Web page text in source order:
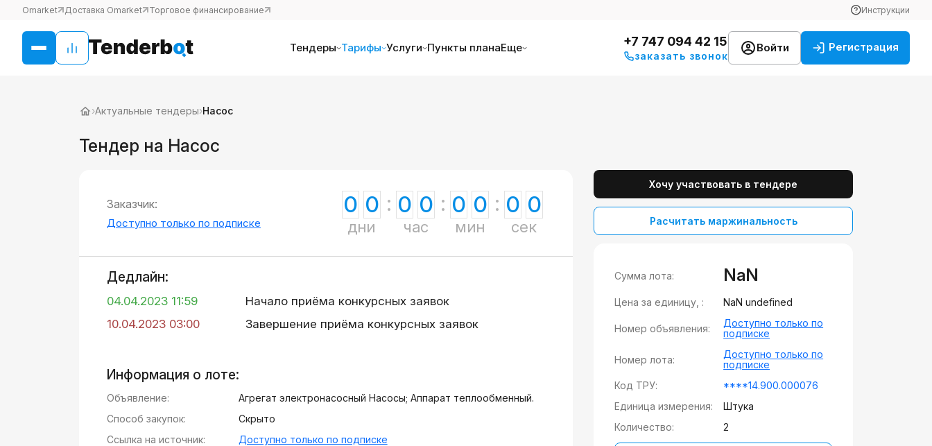
Omarket Доставка Omarket Торговое финансирование Инструкции
Тендеры Тарифы Услуги Пункты планаЕще +7 747 094 42 15
заказать звонок
Войти Регистрация
›Актуальные тендеры›Насос
Тендер на Насос
Заказчик:
Доступно только по подписке
0 0
дни
0 0
час
0 0
мин
0 0
сек
Дедлайн:
04.04.2023 11:59
Начало приёма конкурсных заявок
10.04.2023 03:00
Завершение приёма конкурсных заявок
Информация о лоте:
Объявление:
Агрегат электронасосный Насосы; Аппарат теплообменный.
Способ закупок:
Скрыто
Ссылка на источник:
Доступно только по подписке
Хочу участвовать в тендере
Расчитать маржинальность
Сумма лота: NaN
Цена за единицу, : NaN undefined
Номер объявления:
Доступно только по
подписке
Номер лота:
Доступно только по
подписке
Код ТРУ:
****14.900.000076
Единица измерения:
Штука
Количество:
2